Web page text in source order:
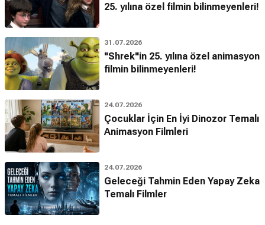
25. yılına özel filmin bilinmeyenleri!
31.07.2026
"Shrek"in 25. yılına özel animasyon
filmin bilinmeyenleri!
24.07.2026
Çocuklar İçin En İyi Dinozor Temalı
Animasyon Filmleri
24.07.2026
Geleceği Tahmin Eden Yapay Zeka
Temalı Filmler